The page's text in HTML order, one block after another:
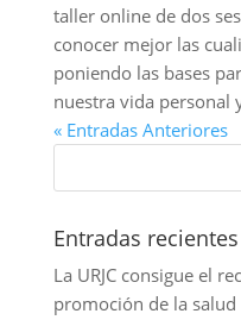
taller online de dos
conocer mejor las
poniendo las bases
nuestra vida personal
« Entradas Anteriores
Entradas recientes
La URJC consigue el
promoción de la salud